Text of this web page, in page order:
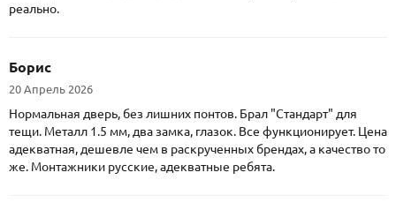
реально.
Борис
20 Апрель 2026
Нормальная дверь, без лишних понтов. Брал "Стандарт" для
тещи. Металл 1.5 мм, два замка, глазок. Все функционирует. Цена
адекватная, дешевле чем в раскрученных брендах, а качество то
же. Монтажники русские, адекватные ребята.